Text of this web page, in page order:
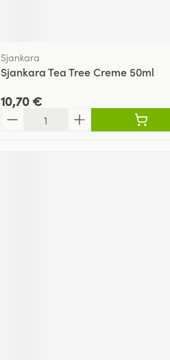
Sjankara
Sjankara Tea Tree Creme 50ml
10,70 €